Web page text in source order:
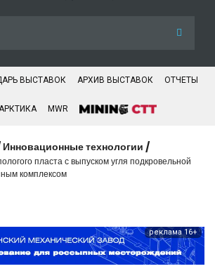
ВЫСТАВОК АРХИВ ВЫСТАВОК ОТЧЕТЫ
MWR
Инновационные технологии /
пласта с выпуском угля подкровельной
комплексом
реклама 16+